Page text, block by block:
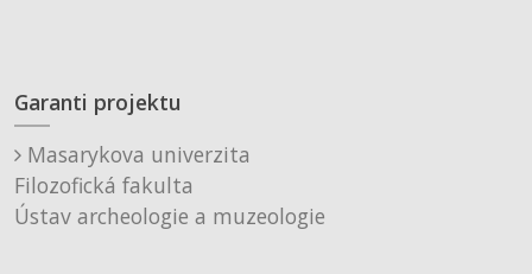
Garanti projektu
Masarykova univerzita
Filozofická fakulta
Ústav archeologie a muzeologie